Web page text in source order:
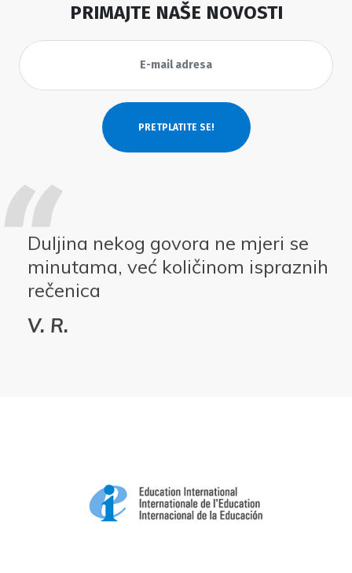
PRIMAJTE NAŠE NOVOSTI
Duljina nekog govora ne mjeri se
minutama, već količinom ispraznih
rečenica
V. R.